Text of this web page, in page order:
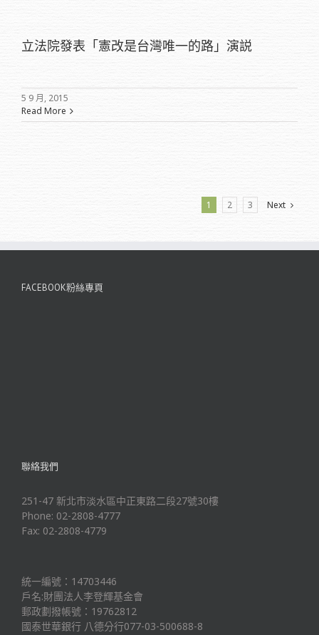
立法院發表「憲改是台灣唯一的路」演説
5 9 月, 2015
Read More
1 2 3 Next
FACEBOOK粉絲專頁
聯絡我們
251-47 新北市淡水區中正東路二段27號30樓
Phone: 02-2808-4777
Fax: 02-2808-4779
統一編號：14703446
戶名:財團法人李登輝基金會
郵政劃撥帳號：19762812
國泰世華銀行 八德分行077-03-500688-8